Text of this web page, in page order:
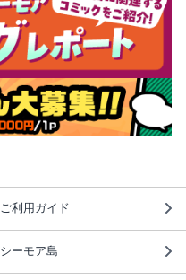
ご利用ガイド
シーモア島